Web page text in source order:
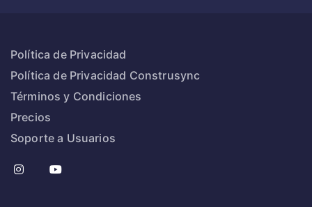
Política de Privacidad
Política de Privacidad Construsync
Términos y Condiciones
Precios
Soporte a Usuarios